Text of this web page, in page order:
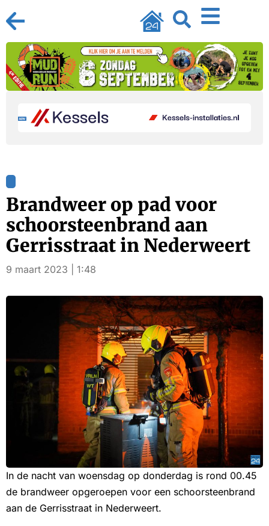
Brandweer op pad voor
schoorsteenbrand aan
Gerrisstraat in Nederweert
9 maart 2023 | 1:48
In de nacht van woensdag op donderdag is rond 00.45
de brandweer opgeroepen voor een schoorsteenbrand
aan de Gerrisstraat in Nederweert.